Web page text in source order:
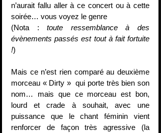
n’aurait fallu aller à ce concert ou à cette
soirée… vous voyez le genre
(Nota : toute ressemblance à des
évènements passés est tout à fait fortuite
!)
Mais ce n’est rien comparé au deuxième
morceau « Dirty »  qui porte très bien son
nom… mais que ce morceau est bon,
lourd et crade à souhait, avec une
puissance que le chant féminin vient
renforcer de façon très agressive (la